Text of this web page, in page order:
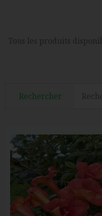
Rechercher